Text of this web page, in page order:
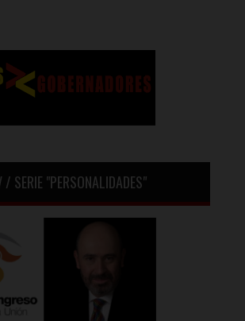
/ SERIE "PERSONALIDADES"